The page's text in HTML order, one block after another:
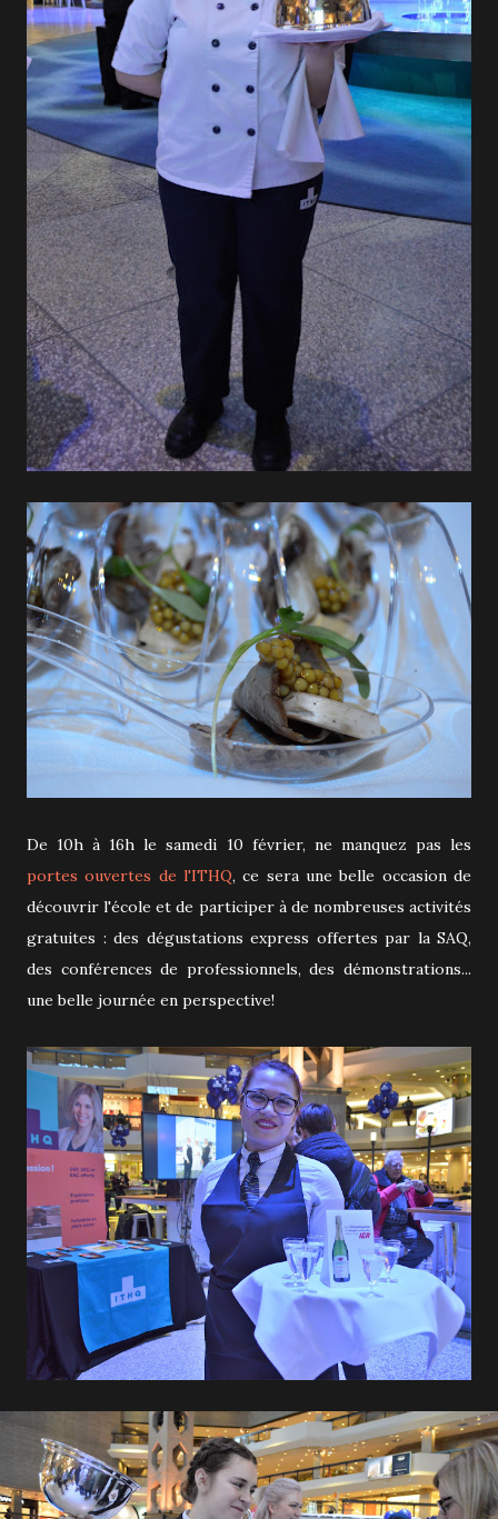
De 10h à 16h le samedi 10 février, ne manquez pas les
portes ouvertes de l'ITHQ, ce sera une belle occasion de
découvrir l'école et de participer à de nombreuses activités
gratuites : des dégustations express offertes par la SAQ,
des conférences de professionnels, des démonstrations...
une belle journée en perspective!